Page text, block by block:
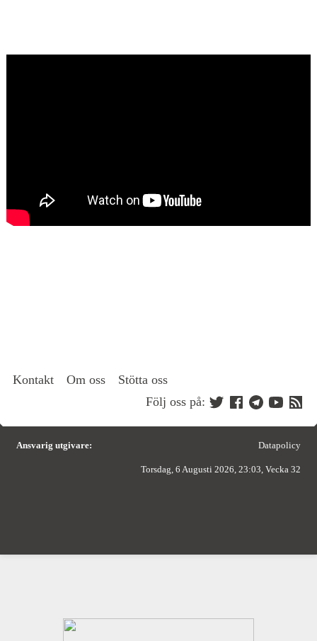
Kontakt Om oss
Stötta oss
Följ oss på:
Ansvarig utgivare: Datapolicy
Torsdag, 6 Augusti 2026, 23:03, Vecka 32